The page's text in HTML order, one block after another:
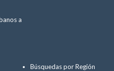
a
Búsquedas por Región